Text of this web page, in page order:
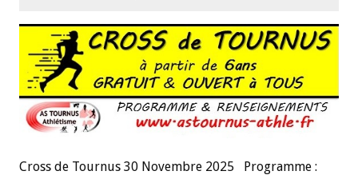
Cross de Tournus 30 Novembre 2025 Programme :